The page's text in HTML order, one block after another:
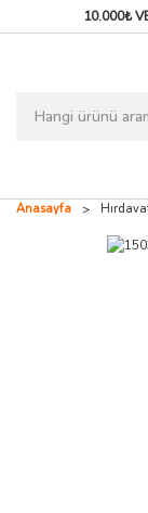
10.000₺
Anasayfa